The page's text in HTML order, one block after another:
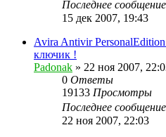
Последнее сообщение
15 дек 2007, 19:43
Avira Antivir
ключик !
Padonak » 22 ноя 2007,
0 Ответы
19133 Просмотры
Последнее сообщение
22 ноя 2007, 22:03